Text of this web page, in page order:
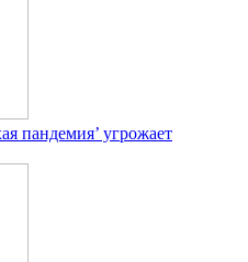
пандемия’ угрожает